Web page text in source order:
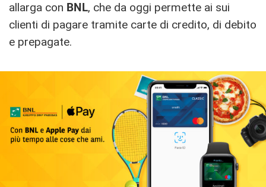
allarga con BNL, che da oggi permette ai sui
clienti di pagare tramite carte di credito, di debito
e prepagate.